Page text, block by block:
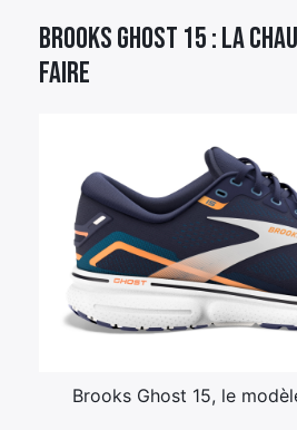
Brooks Ghost 15 : la
faire
Brooks Ghost 15, le